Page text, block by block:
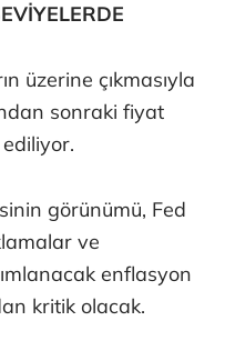
üzerine çıkmasıyla
sonraki fiyat
görünümü, Fed
ve
enflasyon
kritik olacak.